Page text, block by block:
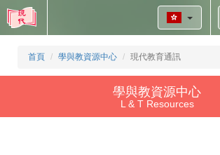
首頁 學與教資源中心 現代教育通訊
學與教資源中心
L & T Resources